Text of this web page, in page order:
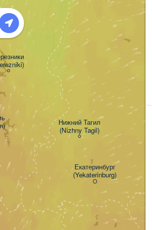
Екатеринбург
(Yekaterinburg)
Нижний Тагил
(Nizhny Tagil)